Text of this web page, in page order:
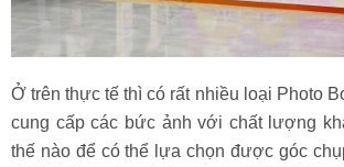
Ở trên thực tế thì có rất nhiều loại Photo
cung cấp các bức ảnh với chất lượng
thế nào để có thể lựa chọn được góc